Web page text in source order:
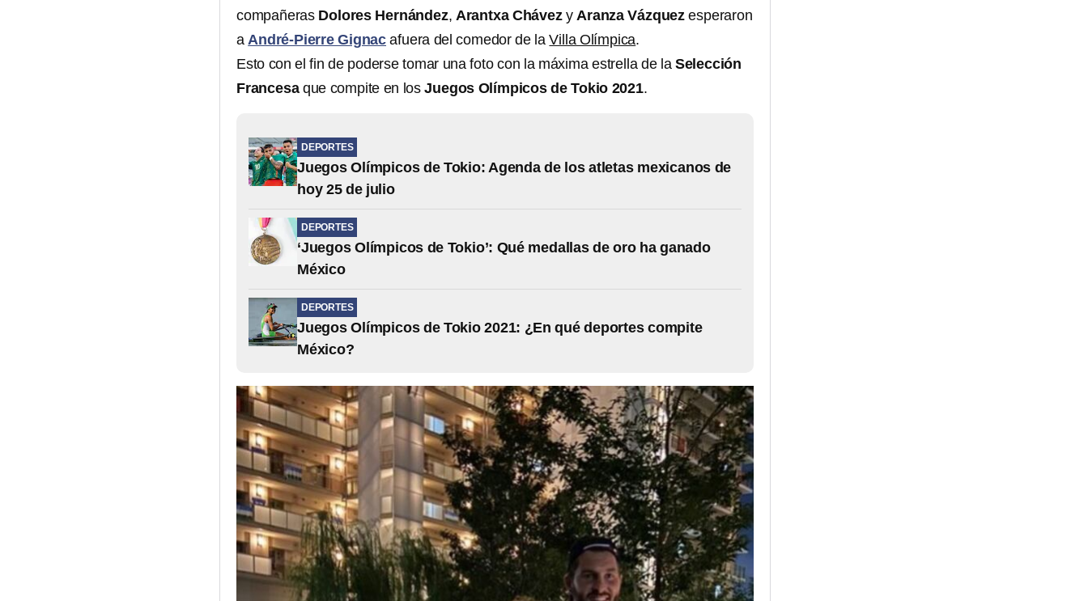
compañeras Dolores Hernández, Arantxa ChávezyAranza Vázquez esperaron
aAndré-Pierre Gignac afuera del comedor de laVilla Olímpica.
Esto con el fin de poderse tomar una foto con la máxima estrella de la Selección
Francesaque compite en losJuegos Olímpicos de Tokio 2021.
DEPORTES
Juegos Olímpicos de Tokio: Agenda de los atletas mexicanos de
hoy 25 de julio
DEPORTES
‘Juegos Olímpicos de Tokio’: Qué medallas de oro ha ganado
México
DEPORTES
Juegos Olímpicos de Tokio 2021: ¿En qué deportes compite
México?